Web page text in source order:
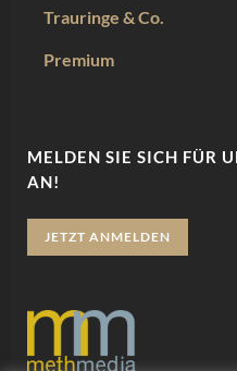
Trauringe & Co.
Premium
MELDEN SIE SICH FÜR
AN!
JETZT ANMELDEN